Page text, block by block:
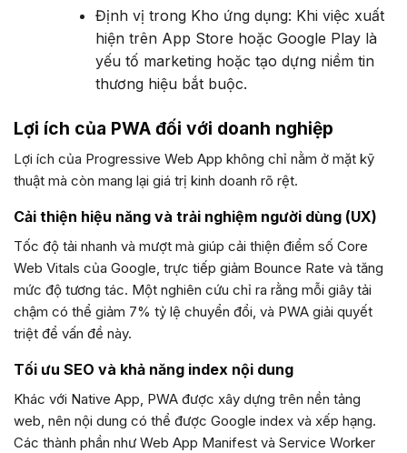
Định vị trong Kho ứng dụng: Khi việc xuất
hiện trên App Store hoặc Google Play là
yếu tố marketing hoặc tạo dựng niềm tin
thương hiệu bắt buộc.
Lợi ích của PWA đối với doanh nghiệp
Lợi ích của Progressive Web App không chỉ nằm ở mặt kỹ
thuật mà còn mang lại giá trị kinh doanh rõ rệt.
Cải thiện hiệu năng và trải nghiệm người dùng (UX)
Tốc độ tải nhanh và mượt mà giúp cải thiện điểm số Core
Web Vitals của Google, trực tiếp giảm Bounce Rate và tăng
mức độ tương tác. Một nghiên cứu chỉ ra rằng mỗi giây tải
chậm có thể giảm 7% tỷ lệ chuyển đổi, và PWA giải quyết
triệt để vấn đề này.
Tối ưu SEO và khả năng index nội dung
Khác với Native App, PWA được xây dựng trên nền tảng
web, nên nội dung có thể được Google index và xếp hạng.
Các thành phần như Web App Manifest và Service Worker